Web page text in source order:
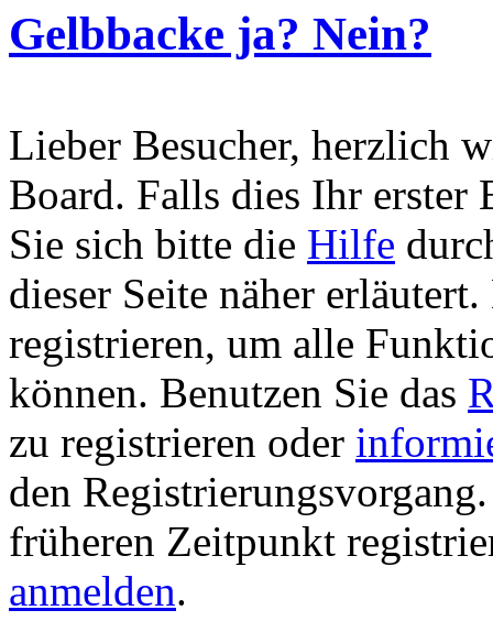
Gelbbacke ja? Nein?
Lieber Besucher, herzlich
Board. Falls dies Ihr erster
Sie sich bitte die Hilfe
dieser Seite näher
registrieren, um alle
können. Benutzen Sie das
zu registrieren oder
den
früheren Zeitpunkt
anmelden.